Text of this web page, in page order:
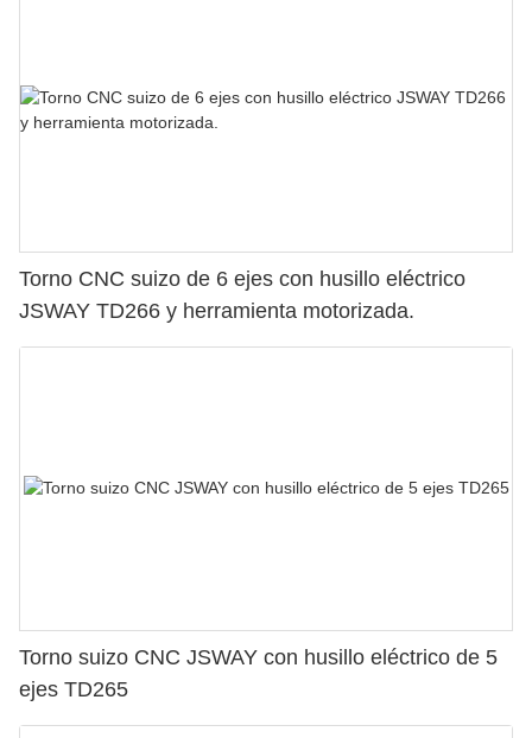
Torno CNC suizo de 6 ejes con husillo eléctrico
JSWAY TD266 y herramienta motorizada.
Torno suizo CNC JSWAY con husillo eléctrico de 5
ejes TD265